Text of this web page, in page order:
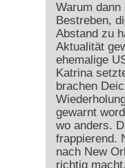
Warum dann
Bestreben,
Abstand zu
Aktualität
ehemalige
Katrina
brachen
gewarnt
wo anders.
frappierend.
nach New
richtig